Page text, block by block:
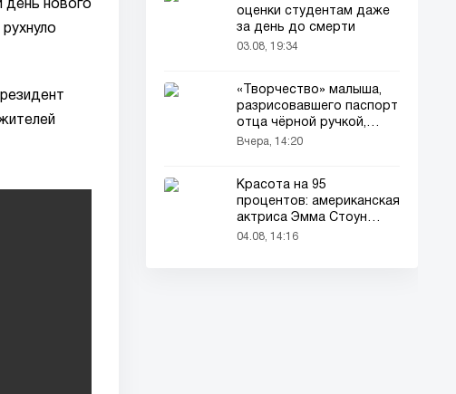
день нового
оценки студентам даже
за день до смерти
03.08, 19:34
«Творчество» малыша,
разрисовавшего паспорт
отца чёрной ручкой,
привлекло всеобщее
Вчера, 14:20
Красота на 95
процентов: американская
актриса Эмма Стоун
признана самой красивой
04.08, 14:16